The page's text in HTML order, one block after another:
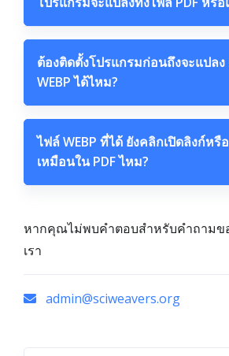
ต้องติดตั้งโปรแกรมก่อนถึงจะแปลง
WEBP ได้ไหม?
ไฟล์ WEBP ที่ได้ ยังคลิกเปิดลิงก์ห
เหมือนใน PDF ไหม?
หากคุณไม่พบคำตอบสำหรับคำถามข
เรา
admin@sciweavers.org